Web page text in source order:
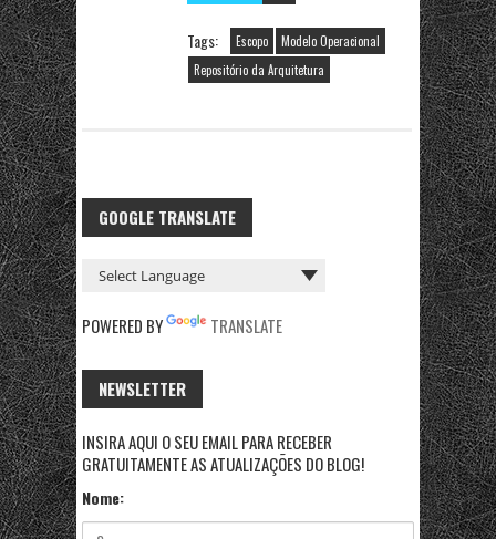
Tags: Escopo
Modelo Operacional
Repositório da Arquitetura
GOOGLE TRANSLATE
POWERED BY TRANSLATE
NEWSLETTER
INSIRA AQUI O SEU EMAIL PARA RECEBER
GRATUITAMENTE AS ATUALIZAÇÕES DO BLOG!
Nome: